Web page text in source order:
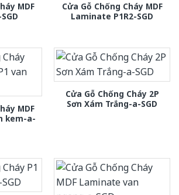
MDF
Cửa Gỗ Chống Cháy MDF
Laminate P1R2-SGD
MDF
kem-a-
Cửa Gỗ Chống Cháy 2P
Sơn Xám Trắng-a-SGD